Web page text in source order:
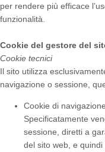
per rendere più efficace
funzionalità.
Cookie del gestore del
Cookie tecnici
Il sito utilizza
navigazione o sessione,
Cookie di
Specificatamente
sessione, diretti a
del sito web, e